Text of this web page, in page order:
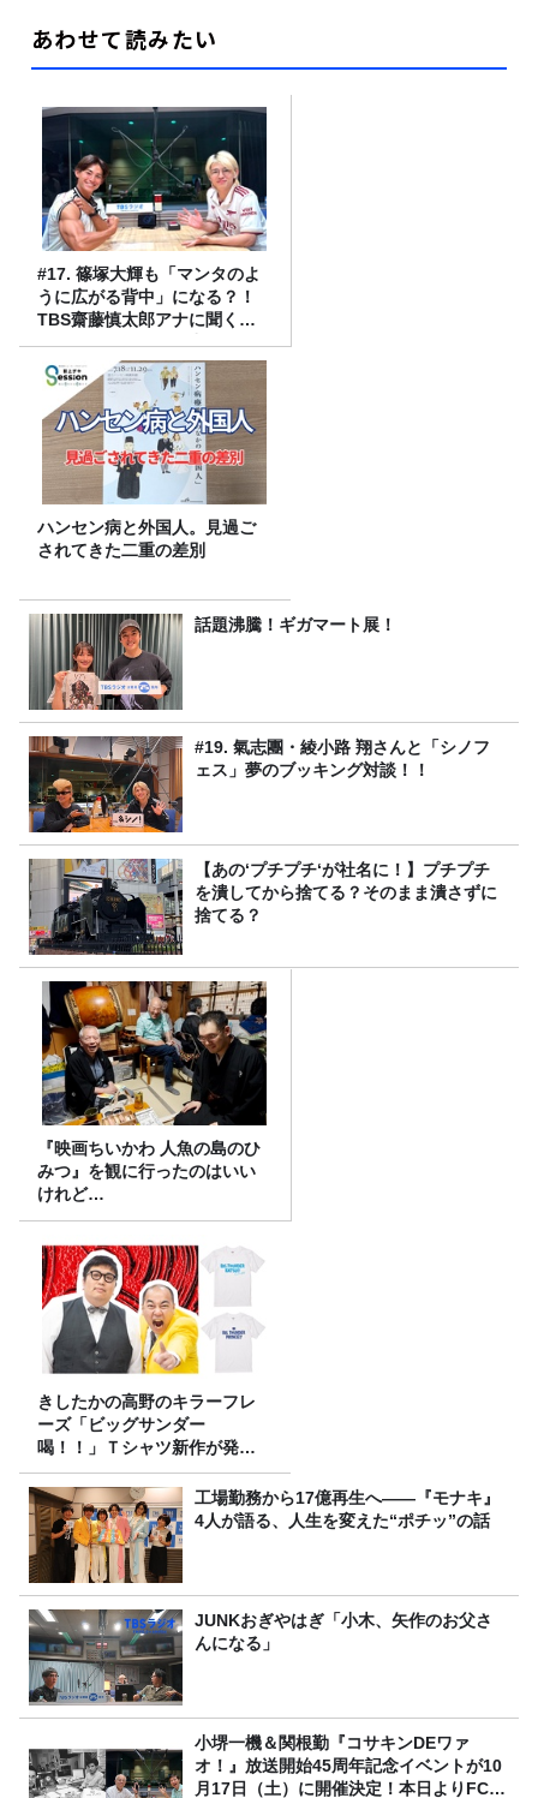
あわせて読みたい
#17. 篠塚大輝も「マンタのよ
うに広がる背中」になる？！
TBS齋藤慎太郎アナに聞くメ
ンズフィジークの魅力！！
ハンセン病と外国人。見過ご
されてきた二重の差別
話題沸騰！ギガマート展！
#19. 氣志團・綾小路 翔さんと「シノフ
ェス」夢のブッキング対談！！
【あの‘プチプチ‘が社名に！】プチプチ
を潰してから捨てる？そのまま潰さずに
捨てる？
『映画ちいかわ 人魚の島のひ
みつ』を観に行ったのはいい
けれど…
きしたかの高野のキラーフレ
ーズ「ビッグサンダー
喝！！」Ｔシャツ新作が発売
決定！
工場勤務から17億再生へ——『モナキ』
4人が語る、人生を変えた“ポチッ”の話
JUNKおぎやはぎ「小木、矢作のお父さ
んになる」
小堺一機＆関根勤『コサキンDEワァ
オ！』放送開始45周年記念イベントが10
月17日（土）に開催決定！本日よりFC先